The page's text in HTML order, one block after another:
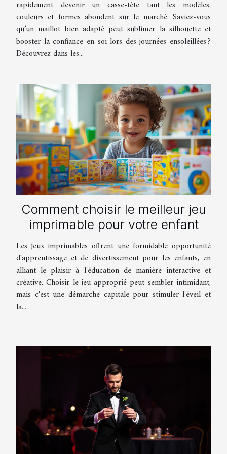
rapidement devenir un casse-tête tant les modèles,
couleurs et formes abondent sur le marché. Saviez-vous
qu’un maillot bien adapté peut sublimer la silhouette et
booster la confiance en soi lors des journées ensoleillées ?
Découvrez dans les...
Comment choisir le meilleur jeu
imprimable pour votre enfant
Les jeux imprimables offrent une formidable opportunité
d'apprentissage et de divertissement pour les enfants, en
alliant le plaisir à l'éducation de manière interactive et
créative. Choisir le jeu approprié peut sembler intimidant,
mais c'est une démarche capitale pour stimuler l'éveil et
la...